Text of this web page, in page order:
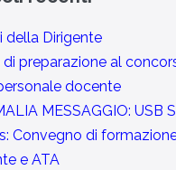
della Dirigente
di preparazione al
docente
MESSAGGIO: USB
Convegno di
e ATA